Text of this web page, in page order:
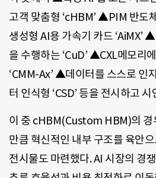
고객 맞춤형 ‘cHBM’ ▲PIM 반도
생성형 AI용 가속기 카드 ‘AiMX’
을 수행하는 ‘CuD’ ▲CXL메모리
‘CMM-Ax’ ▲데이터를 스스로 인
터 인식형 ‘CSD’ 등을 전시하고 시
이 중 cHBM(Custom HBM)의 경
만큼 혁신적인 내부 구조를 육안
전시물도 마련했다. AI 시장의 경